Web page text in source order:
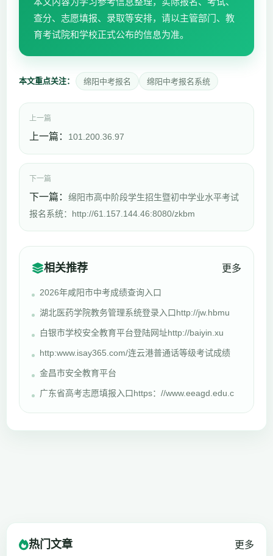
查分、志愿填报、录取等安排，请以主管部门、教
育考试院和学校正式公布的信息为准。
本文重点关注： 绵阳中考报名 绵阳中考报名系统
上一篇
上一篇： 101.200.36.97
下一篇
下一篇： 绵阳市高中阶段学生招生暨初中学业水平考试
报名系统：http://61.157.144.46:8080/zkbm
相关推荐 更多
2026年咸阳市中考成绩查询入口
湖北医药学院教务管理系统登录入口http://jw.hbmu
白银市学校安全教育平台登陆网址http://baiyin.xu
http:www.isay365.com/连云港普通话等级考试成绩
金昌市安全教育平台
广东省高考志愿填报入口https：//www.eeagd.edu.c
热门文章 更多